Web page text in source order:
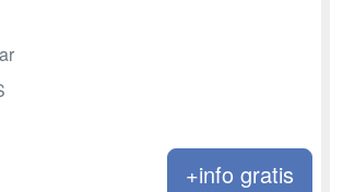
+info gratis